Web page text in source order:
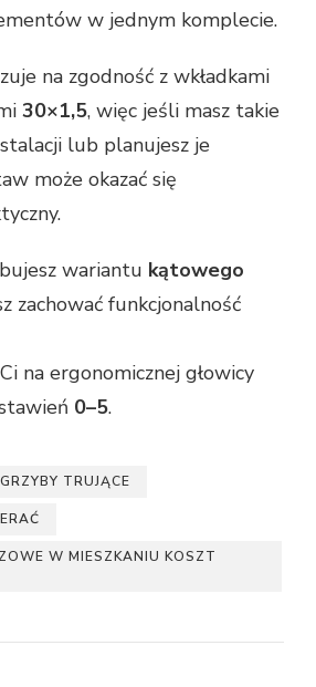
w jednym komplecie.
na zgodność z wkładkami
30×1,5, więc jeśli masz takie
lub planujesz je
może okazać się
wariantu kątowego
zachować funkcjonalność
na ergonomicznej głowicy
0–5.
TRUJĄCE
W MIESZKANIU KOSZT